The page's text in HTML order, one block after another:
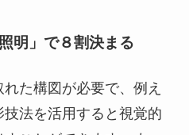
明」で８割決まる
た構図が必要で、例え
法を活用すると視覚的